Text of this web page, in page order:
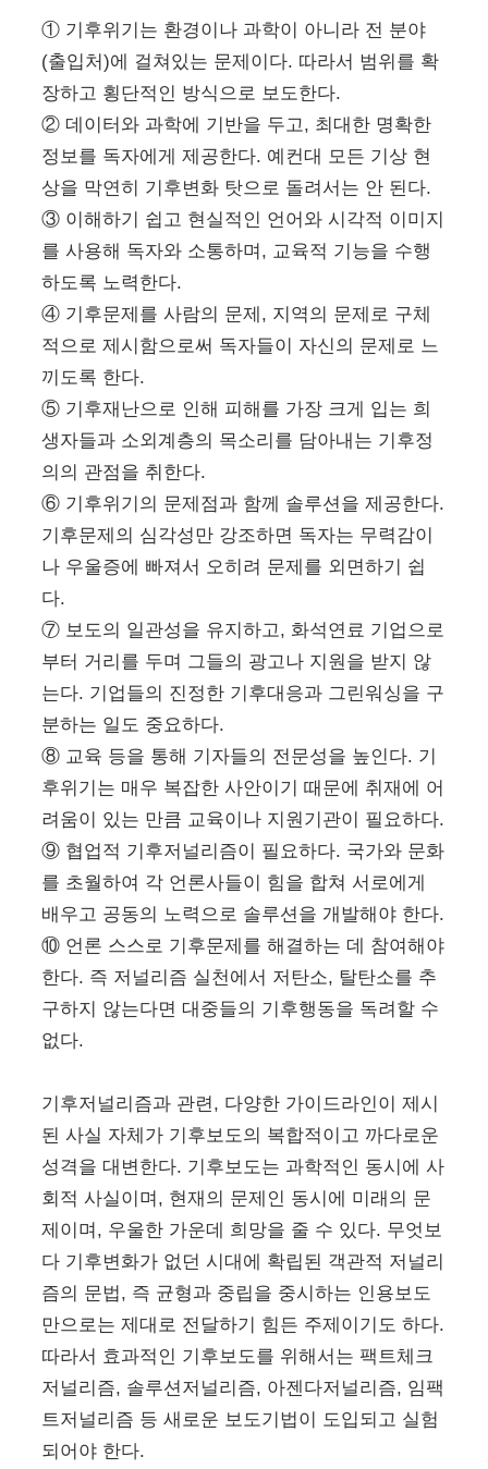
① 기후위기는 환경이나 과학이 아니라 전 분야
(출입처)에 걸쳐있는 문제이다. 따라서 범위를 확
장하고 횡단적인 방식으로 보도한다.
② 데이터와 과학에 기반을 두고, 최대한 명확한
정보를 독자에게 제공한다. 예컨대 모든 기상 현
상을 막연히 기후변화 탓으로 돌려서는 안 된다.
③ 이해하기 쉽고 현실적인 언어와 시각적 이미지
를 사용해 독자와 소통하며, 교육적 기능을 수행
하도록 노력한다.
④ 기후문제를 사람의 문제, 지역의 문제로 구체
적으로 제시함으로써 독자들이 자신의 문제로 느
끼도록 한다.
⑤ 기후재난으로 인해 피해를 가장 크게 입는 희
생자들과 소외계층의 목소리를 담아내는 기후정
의의 관점을 취한다.
⑥ 기후위기의 문제점과 함께 솔루션을 제공한다.
기후문제의 심각성만 강조하면 독자는 무력감이
나 우울증에 빠져서 오히려 문제를 외면하기 쉽
다.
⑦ 보도의 일관성을 유지하고, 화석연료 기업으로
부터 거리를 두며 그들의 광고나 지원을 받지 않
는다. 기업들의 진정한 기후대응과 그린워싱을 구
분하는 일도 중요하다.
⑧ 교육 등을 통해 기자들의 전문성을 높인다. 기
후위기는 매우 복잡한 사안이기 때문에 취재에 어
려움이 있는 만큼 교육이나 지원기관이 필요하다.
⑨ 협업적 기후저널리즘이 필요하다. 국가와 문화
를 초월하여 각 언론사들이 힘을 합쳐 서로에게
배우고 공동의 노력으로 솔루션을 개발해야 한다.
⑩ 언론 스스로 기후문제를 해결하는 데 참여해야
한다. 즉 저널리즘 실천에서 저탄소, 탈탄소를 추
구하지 않는다면 대중들의 기후행동을 독려할 수
없다.
기후저널리즘과 관련, 다양한 가이드라인이 제시
된 사실 자체가 기후보도의 복합적이고 까다로운
성격을 대변한다. 기후보도는 과학적인 동시에 사
회적 사실이며, 현재의 문제인 동시에 미래의 문
제이며, 우울한 가운데 희망을 줄 수 있다. 무엇보
다 기후변화가 없던 시대에 확립된 객관적 저널리
즘의 문법, 즉 균형과 중립을 중시하는 인용보도
만으로는 제대로 전달하기 힘든 주제이기도 하다.
따라서 효과적인 기후보도를 위해서는 팩트체크
저널리즘, 솔루션저널리즘, 아젠다저널리즘, 임팩
트저널리즘 등 새로운 보도기법이 도입되고 실험
되어야 한다.